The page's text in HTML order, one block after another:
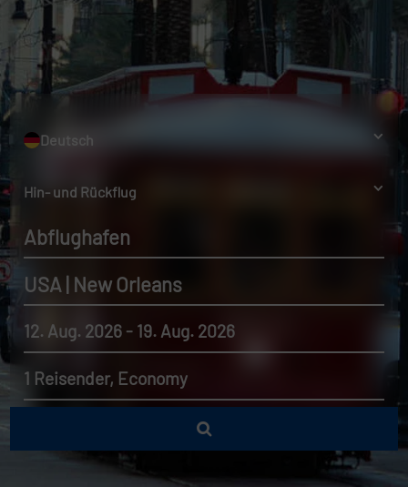
Deutsch
Hin- und Rückflug
Abflughafen
USA | New Orleans
12. Aug. 2026 - 19. Aug. 2026
1 Reisender, Economy